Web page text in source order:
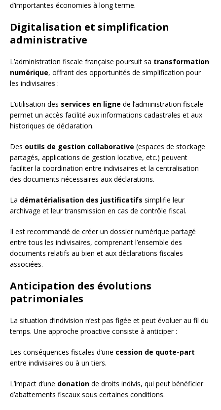
d’importantes économies à long terme.
Digitalisation et simplification
administrative
L’administration fiscale française poursuit sa transformation
numérique, offrant des opportunités de simplification pour
les indivisaires :
L’utilisation des services en ligne de l’administration fiscale
permet un accès facilité aux informations cadastrales et aux
historiques de déclaration.
Des outils de gestion collaborative (espaces de stockage
partagés, applications de gestion locative, etc.) peuvent
faciliter la coordination entre indivisaires et la centralisation
des documents nécessaires aux déclarations.
La dématérialisation des justificatifs simplifie leur
archivage et leur transmission en cas de contrôle fiscal.
Il est recommandé de créer un dossier numérique partagé
entre tous les indivisaires, comprenant l’ensemble des
documents relatifs au bien et aux déclarations fiscales
associées.
Anticipation des évolutions
patrimoniales
La situation d’indivision n’est pas figée et peut évoluer au fil du
temps. Une approche proactive consiste à anticiper :
Les conséquences fiscales d’une cession de quote-part
entre indivisaires ou à un tiers.
L’impact d’une donation de droits indivis, qui peut bénéficier
d’abattements fiscaux sous certaines conditions.